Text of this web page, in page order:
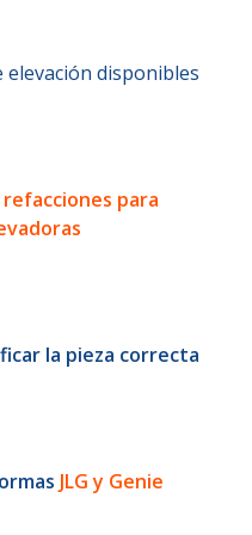
disponibles
refacciones para
la pieza correcta
JLG y Genie